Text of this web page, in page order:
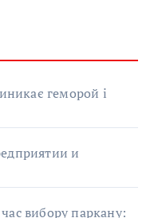
геморой і
и
вибору паркану: